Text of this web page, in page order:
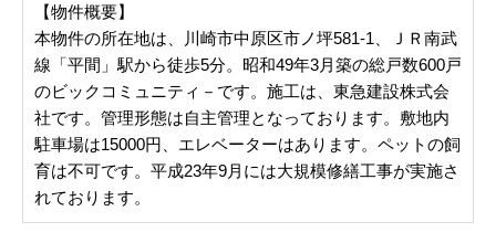
【物件概要】
本物件の所在地は、川崎市中原区市ノ坪581-1、ＪＲ南武
線「平間」駅から徒歩5分。昭和49年3月築の総戸数600戸
のビックコミュニティ－です。施工は、東急建設株式会
社です。管理形態は自主管理となっております。敷地内
駐車場は15000円、エレベーターはあります。ペットの飼
育は不可です。平成23年9月には大規模修繕工事が実施さ
れております。